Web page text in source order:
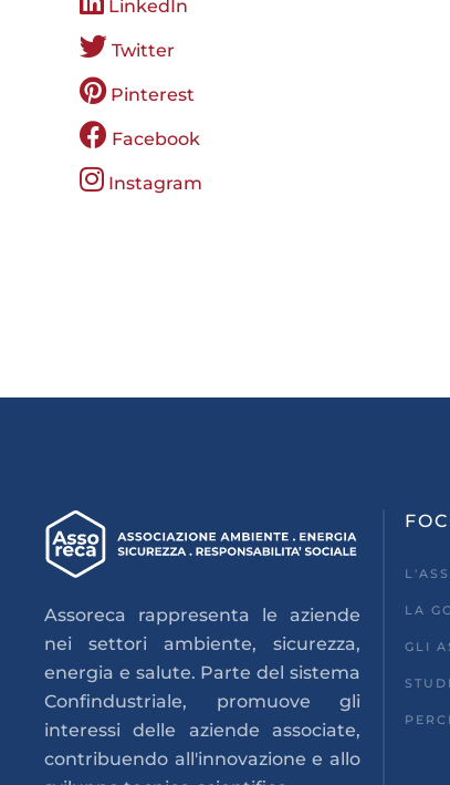
LinkedIn
Twitter
Pinterest
Facebook
Instagram
Assoreca rappresenta le aziende
nei settori ambiente, sicurezza,
energia e salute. Parte del sistema
Confindustriale, promuove gli
interessi delle aziende associate,
contribuendo all'innovazione e allo
LA
GLI